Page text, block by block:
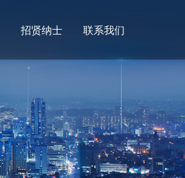
招贤纳士 联系我们